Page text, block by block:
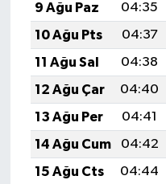
9 Ağu Paz
04:35
10 Ağu Pts
04:37
11 Ağu Sal
04:38
12 Ağu Çar
04:40
13 Ağu Per
04:41
14 Ağu Cum
04:42
15 Ağu Cts
04:44